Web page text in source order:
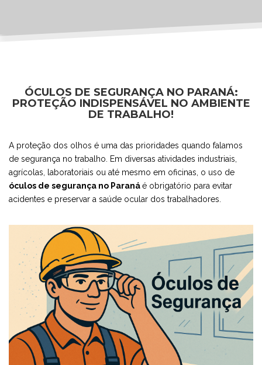
ÓCULOS DE SEGURANÇA NO PARANÁ:
PROTEÇÃO INDISPENSÁVEL NO AMBIENTE
DE TRABALHO!
A proteção dos olhos é uma das prioridades quando falamos
de segurança no trabalho. Em diversas atividades industriais,
agrícolas, laboratoriais ou até mesmo em oficinas, o uso de
óculos de segurança no Paranáé obrigatório para evitar
acidentes e preservar a saúde ocular dos trabalhadores.